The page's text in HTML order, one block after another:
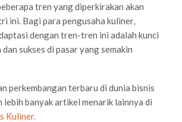
tren yang diperkirakan akan
ini. Bagi para pengusaha kuliner,
dengan tren-tren ini adalah kunci
sukses di pasar yang semakin
perkembangan terbaru di dunia bisnis
lebih banyak artikel menarik lainnya di
Kuliner.